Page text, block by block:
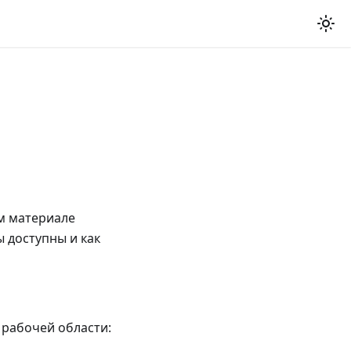
материале
доступны и как
области: